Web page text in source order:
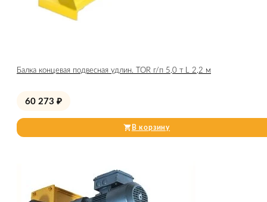
Балка концевая подвесная удлин. TOR г/п 5,0 т L 2,2 м
60 273 ₽
В корзину